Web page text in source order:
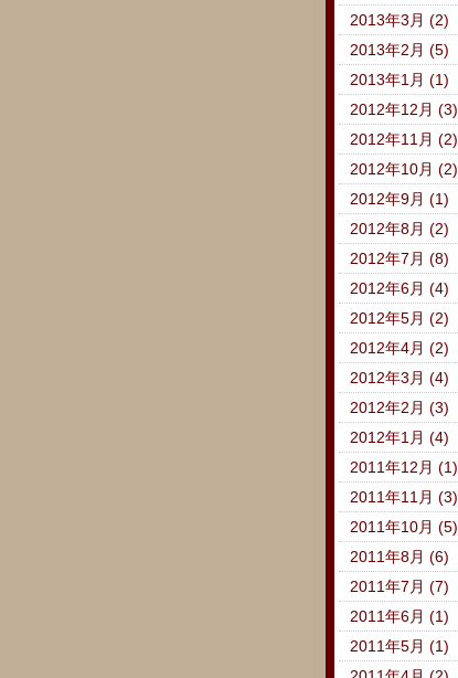
2013年3月 (2)
2013年2月 (5)
2013年1月 (1)
2012年12月 (3)
2012年11月 (2)
2012年10月 (2)
2012年9月 (1)
2012年8月 (2)
2012年7月 (8)
2012年6月 (4)
2012年5月 (2)
2012年4月 (2)
2012年3月 (4)
2012年2月 (3)
2012年1月 (4)
2011年12月 (1)
2011年11月 (3)
2011年10月 (5)
2011年8月 (6)
2011年7月 (7)
2011年6月 (1)
2011年5月 (1)